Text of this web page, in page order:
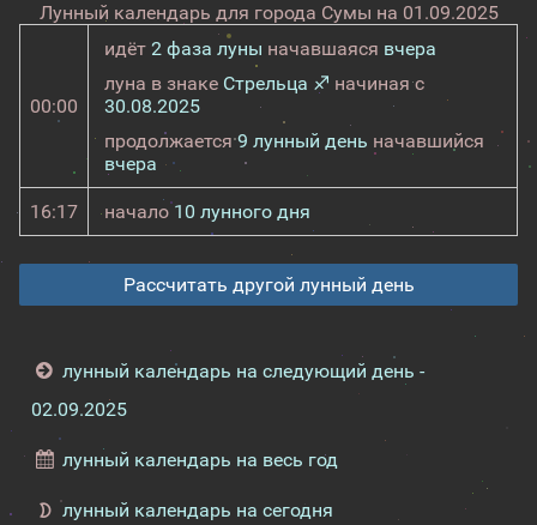
Лунный календарь для города Сумы на 01.09.2025
00:00
идёт 2 фаза луны начавшаяся вчера
луна в знаке Стрельца ♐ начиная с
30.08.2025
продолжается9 лунный день начавшийся
вчера
16:17 начало10 лунного дня
Рассчитать другой лунный день
лунный календарь на следующий день -
02.09.2025
лунный календарь на весь год
лунный календарь на сегодня